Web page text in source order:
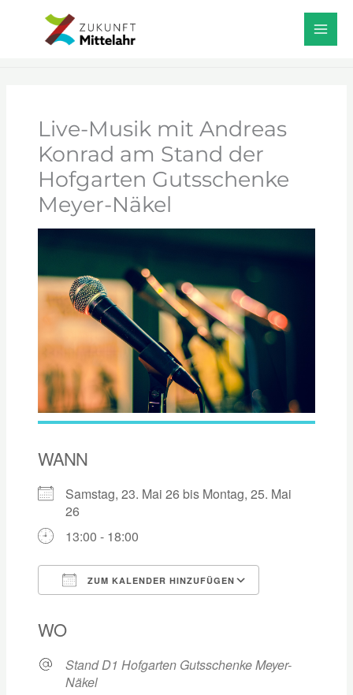
Veranstaltungen
Live-Musik mit Andreas Konrad am Stand der
Hofgarten Gutsschenke Meyer-Näkel
Live-Musik mit Andreas
Konrad am Stand der
Hofgarten Gutsschenke
Meyer-Näkel
WANN
Samstag, 23. Mai 26 bis Montag, 25. Mai
26
13:00 - 18:00
ZUM KALENDER HINZUFÜGEN
WO
Stand D1 Hofgarten Gutsschenke Meyer-
Näkel